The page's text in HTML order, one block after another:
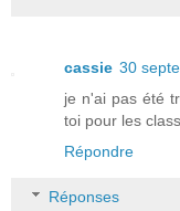
cassie 30
je n'ai pas été
toi pour les
Répondre
Réponses